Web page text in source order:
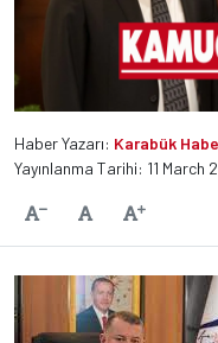
Haber Yazarı: Karabük
Yayınlanma Tarihi: 11 March
Yazıyı KüçültVarsayılanYazıyı Büyüt